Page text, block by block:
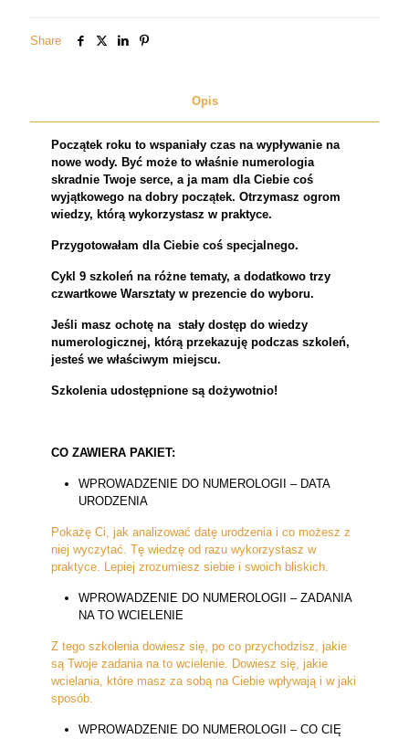
NUMEROLOGIĄ
Share
Opis
Początek roku to wspaniały czas na wypływanie na
nowe wody. Być może to właśnie numerologia
skradnie Twoje serce, a ja mam dla Ciebie coś
wyjątkowego na dobry początek. Otrzymasz ogrom
wiedzy, którą wykorzystasz w praktyce.
Przygotowałam dla Ciebie coś specjalnego.
Cykl 9 szkoleń na różne tematy, a dodatkowo trzy
czwartkowe Warsztaty w prezencie do wyboru.
Jeśli masz ochotę na stały dostęp do wiedzy
numerologicznej, którą przekazuję podczas szkoleń,
jesteś wewłaściwym miejscu.
Szkolenia udostępnione są dożywotnio!
CO ZAWIERA PAKIET:
WPROWADZENIE DO NUMEROLOGII – DATA
URODZENIA
Pokażę Ci, jak analizować datę urodzenia i co możesz z
niej wyczytać. Tę wiedzę od razu wykorzystasz w
praktyce. Lepiej zrozumiesz siebie i swoich bliskich.
WPROWADZENIE DO NUMEROLOGII – ZADANIA
NA TO WCIELENIE
Z tego szkolenia dowiesz się, po co przychodzisz, jakie
są Twoje zadania na to wcielenie. Dowiesz się, jakie
wcielania, które masz za sobą na Ciebie wpływają i w jaki
sposób.
WPROWADZENIE DO NUMEROLOGII – CO CIĘ